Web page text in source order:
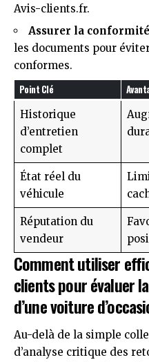
Avis-clients.fr.
Assurer la
les documents pour
conformes.
Point Clé
Historique
d’entretien
complet
État réel du
véhicule
Réputation du
vendeur
Comment utiliser
clients pour évaluer
d’une voiture
Au-delà de la simple
d’analyse critique des